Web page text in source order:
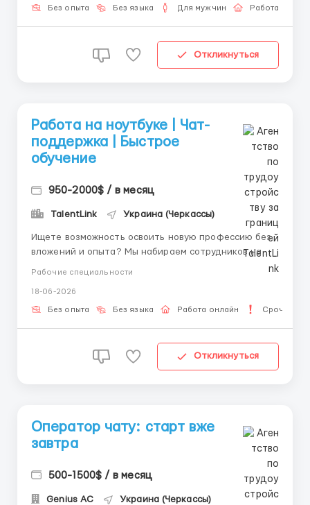
спілкування англійською мовою; • Переписка
Без опыта Без языка Для мужчин Работа
Откликнуться
Работа на ноутбуке | Чат-
поддержка | Быстрое
обучение
950-2000$ / в месяц
TalentLink Украина (Черкассы)
Ищете возможность освоить новую профессию без
вложений и опыта? Мы набираем сотрудников на
должность ассистента текстового взаимодействия.
Помощь на этапе адаптации. • Удалённый формат
работы. • Своевременные выплаты. • ...
Рабочие специальности
18-06-2026
Без опыта Без языка Работа онлайн Срочная
Откликнуться
Оператор чату: старт вже
завтра
500-1500$ / в месяц
Genius AС Украина (Черкассы)